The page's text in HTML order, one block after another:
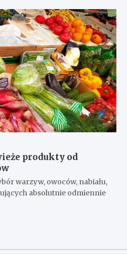
produkty od
warzyw, owoców, nabiału,
absolutnie odmiennie